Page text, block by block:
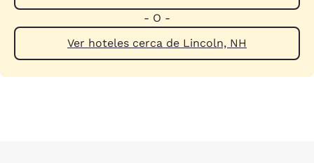
- O -
Ver hoteles cerca de Lincoln, NH